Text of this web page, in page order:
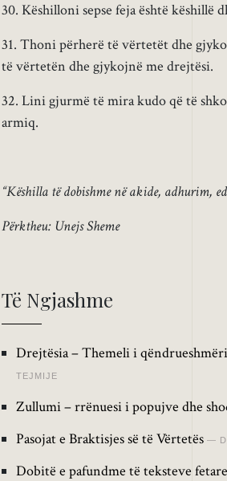
30. Këshilloni sepse feja është këshillë
31. Thoni përherë të vërtetët dhe
të vërtetën dhe gjykojnë me drejtësi.
32. Lini gjurmë të mira kudo që të
armiq.
“Këshilla të dobishme në akide, adhurim,
Përktheu: Unejs Sheme
Të Ngjashme
Drejtësia – Themeli i
TEJMIJE
Zullumi – rrënuesi i popujve dhe
Pasojat e Braktisjes së të Vërtetës
Dobitë e pafundme të teksteve fetare